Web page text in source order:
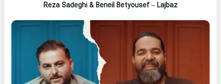
Reza Sadeghi & Beneil Betyousef – Lajbaz